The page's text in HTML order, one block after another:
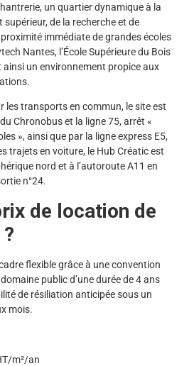
un quartier dynamique à la
supérieur, de la recherche et de
immédiate de grandes écoles
Nantes, l’École Supérieure du Bois
un environnement propice aux
les transports en commun, le site est
Chronobus et la ligne 75, arrêt «
», ainsi que par la ligne express E5,
trajets en voiture, le Hub Créatic est
nord et à l’autoroute A11 en
n°24.
de location de
flexible grâce à une convention
public d’une durée de 4 ans
de résiliation anticipée sous un
mois.
m²/an